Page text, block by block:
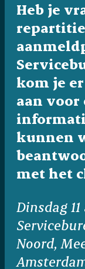
Heb je
kom je
aan voor
kunnen
met het
Dinsdag
Noord,